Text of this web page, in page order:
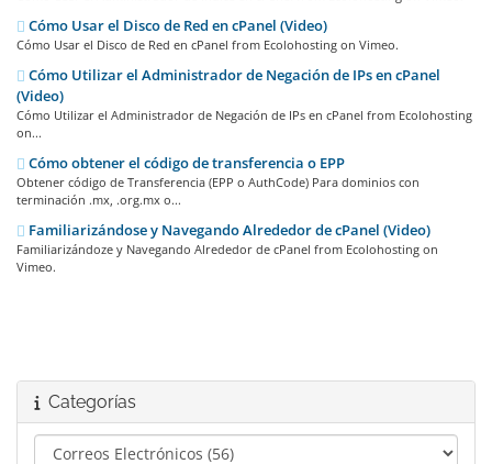
Cómo Usar el Disco de Red en cPanel (Video)
Cómo Usar el Disco de Red en cPanel from Ecolohosting on Vimeo.
Cómo Utilizar el Administrador de Negación de IPs en cPanel
(Video)
Cómo Utilizar el Administrador de Negación de IPs en cPanel from Ecolohosting
on...
Cómo obtener el código de transferencia o EPP
Obtener código de Transferencia (EPP o AuthCode) Para dominios con
terminación .mx, .org.mx o...
Familiarizándose y Navegando Alrededor de cPanel (Video)
Familiarizándoze y Navegando Alrededor de cPanel from Ecolohosting on
Vimeo.
Categorías